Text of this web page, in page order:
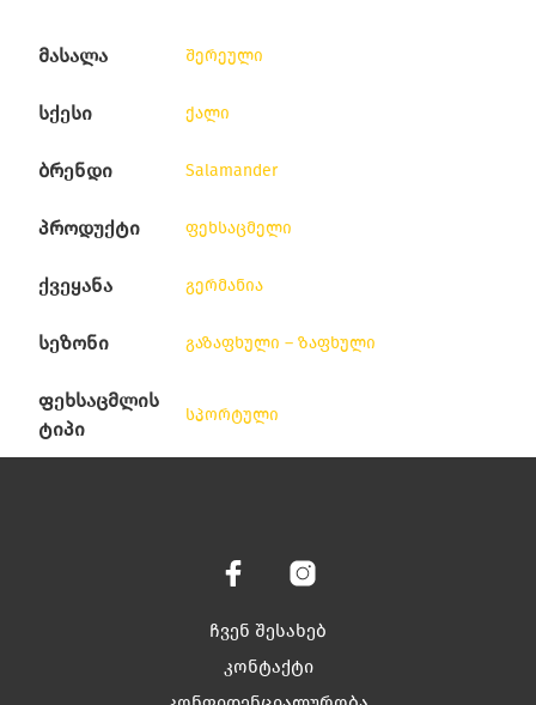
მასალა შერეული
სქესი ქალი
ბრენდი Salamander
პროდუქტი ფეხსაცმელი
ქვეყანა გერმანია
სეზონი გაზაფხული – ზაფხული
ფეხსაცმლის
ტიპი
სპორტული
ჩვენ შესახებ
კონტაქტი